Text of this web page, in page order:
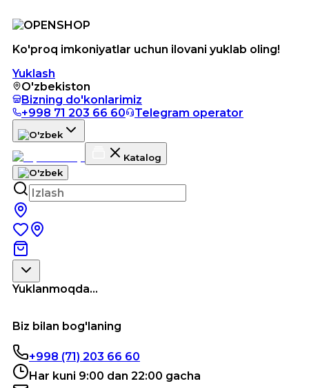
Ko'proq imkoniyatlar uchun ilovani yuklab oling!
Yuklash
O'zbekiston
Bizning do'konlarimiz
+998 71 203 66 60
Telegram operator
Katalog
Yuklanmoqda...
Biz bilan bog'laning
+998 (71) 203 66 60
Har kuni 9:00 dan 22:00 gacha